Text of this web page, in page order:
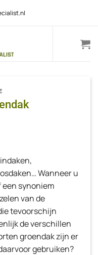
Wanneer u
een synoniem
van de
tevoorschijn
de verschillen
groendak zijn er
gebruiken?